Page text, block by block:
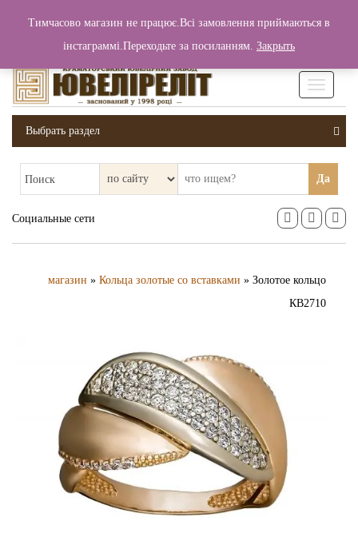
Вход / Регистрация 0 грн.
Выбрать раздел
Поиск Да
Социальные сети
магазин » Кольца золотые со вставками » Золотое кольцо
КВ2710
Тимчасово магазин не працює.Всі замовлення приймаються в
інстаграммі.Переходьте за посиланням. Закрыть